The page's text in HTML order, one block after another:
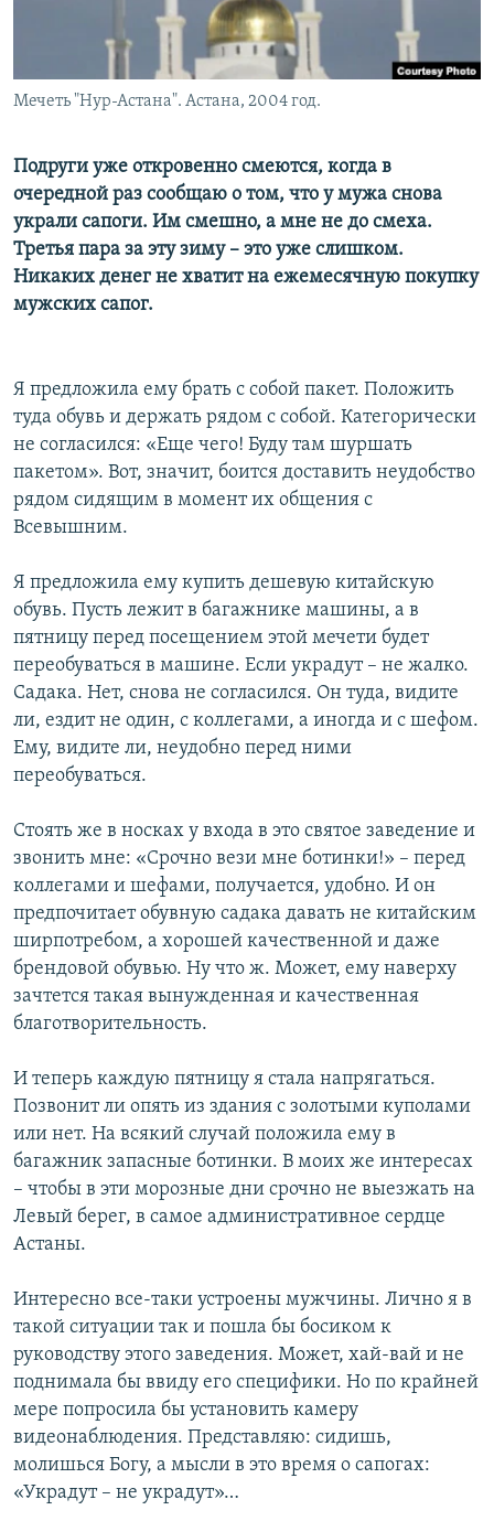
Мечеть "Нур-Астана". Астана, 2004 год.
Подруги уже откровенно смеются, когда в
очередной раз сообщаю о том, что у мужа снова
украли сапоги. Им смешно, а мне не до смеха.
Третья пара за эту зиму – это уже слишком.
Никаких денег не хватит на ежемесячную покупку
мужских сапог.
Я предложила ему брать с собой пакет. Положить
туда обувь и держать рядом с собой. Категорически
не согласился: «Еще чего! Буду там шуршать
пакетом». Вот, значит, боится доставить неудобство
рядом сидящим в момент их общения с
Всевышним.
Я предложила ему купить дешевую китайскую
обувь. Пусть лежит в багажнике машины, а в
пятницу перед посещением этой мечети будет
переобуваться в машине. Если украдут – не жалко.
Садака. Нет, снова не согласился. Он туда, видите
ли, ездит не один, с коллегами, а иногда и с шефом.
Ему, видите ли, неудобно перед ними
переобуваться.
Стоять же в носках у входа в это святое заведение и
звонить мне: «Срочно вези мне ботинки!» – перед
коллегами и шефами, получается, удобно. И он
предпочитает обувную садака давать не китайским
ширпотребом, а хорошей качественной и даже
брендовой обувью. Ну что ж. Может, ему наверху
зачтется такая вынужденная и качественная
благотворительность.
И теперь каждую пятницу я стала напрягаться.
Позвонит ли опять из здания с золотыми куполами
или нет. На всякий случай положила ему в
багажник запасные ботинки. В моих же интересах
– чтобы в эти морозные дни срочно не выезжать на
Левый берег, в самое административное сердце
Астаны.
Интересно все-таки устроены мужчины. Лично я в
такой ситуации так и пошла бы босиком к
руководству этого заведения. Может, хай-вай и не
поднимала бы ввиду его специфики. Но по крайней
мере попросила бы установить камеру
видеонаблюдения. Представляю: сидишь,
молишься Богу, а мысли в это время о сапогах:
«Украдут – не украдут»…